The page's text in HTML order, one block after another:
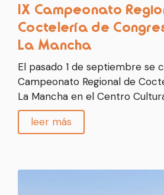
IX Campeonato
Coctelería de
La Mancha
El pasado 1 de septiembre se
Campeonato Regional de
La Mancha en el Centro
leer más